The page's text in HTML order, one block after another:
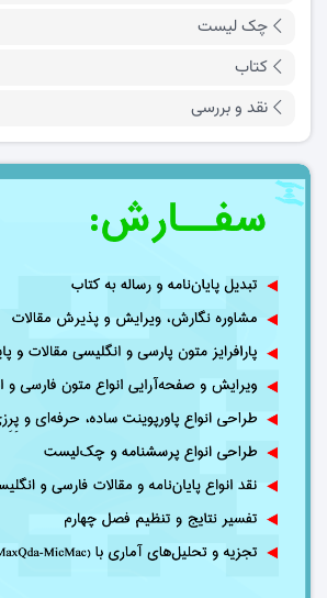
چک لیست
کتاب
نقد و بررسی